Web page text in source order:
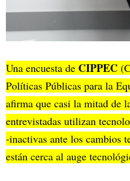
Una encuesta de CIPPEC
Políticas Públicas para la
afirma que casi la mitad de
entrevistadas utilizan
-inactivas ante los cambios
están cerca al auge